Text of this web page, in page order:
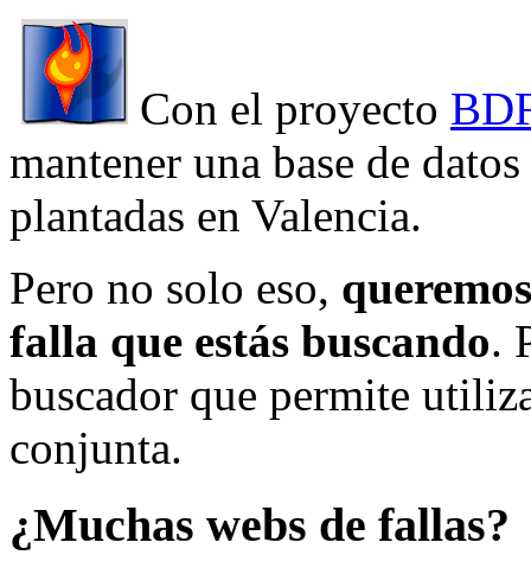
Con el proyecto
mantener una base de
plantadas en Valencia.
Pero no solo eso,
falla que estás buscando.
buscador que permite
conjunta.
¿Muchas webs de fallas?